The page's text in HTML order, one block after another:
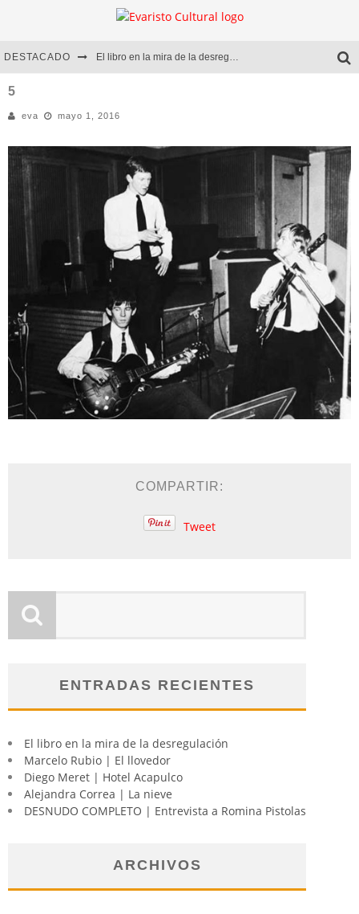
DESTACADO El libro en la mira de la desregulación
Diego Meret | Hotel Acapulco
Alejandra Correa | La nieve
5
eva mayo 1, 2016
COMPARTIR:
Tweet
ENTRADAS RECIENTES
El libro en la mira de la desregulación
Marcelo Rubio | El llovedor
Diego Meret | Hotel Acapulco
Alejandra Correa | La nieve
DESNUDO COMPLETO | Entrevista a Romina Pistolas
ARCHIVOS